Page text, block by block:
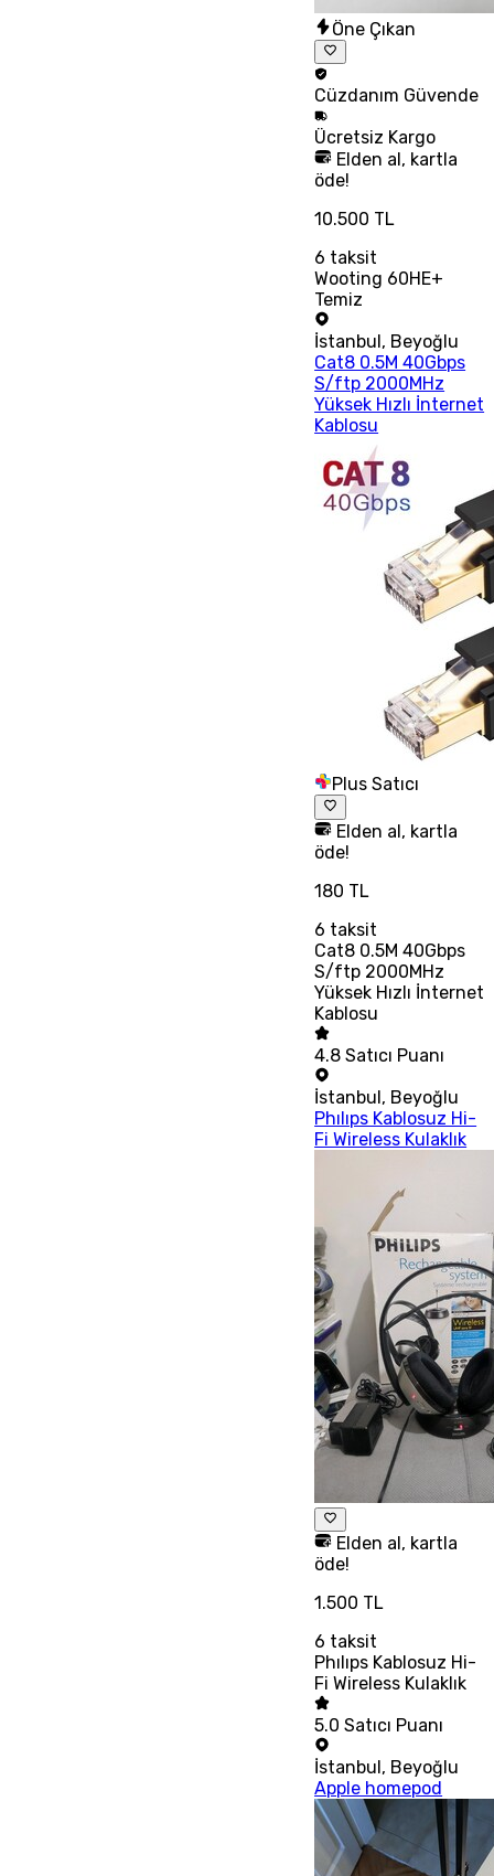
Öne Çıkan
Cüzdanım Güvende
Ücretsiz Kargo
Elden al, kartla
öde!
10.500 TL
6 taksit
Wooting 60HE+
Temiz
İstanbul , Beyoğlu
Cat8 0.5M 40Gbps
S/ftp 2000MHz
Yüksek Hızlı İnternet
Kablosu
Plus Satıcı
Elden al, kartla
öde!
180 TL
6 taksit
Cat8 0.5M 40Gbps
S/ftp 2000MHz
Yüksek Hızlı İnternet
Kablosu
4.8 Satıcı Puanı
İstanbul, Beyoğlu
Phılıps Kablosuz Hi-
Fi Wireless Kulaklık
Elden al, kartla
öde!
1.500 TL
6 taksit
Phılıps Kablosuz Hi-
Fi Wireless Kulaklık
5.0 Satıcı Puanı
İstanbul, Beyoğlu
Apple homepod